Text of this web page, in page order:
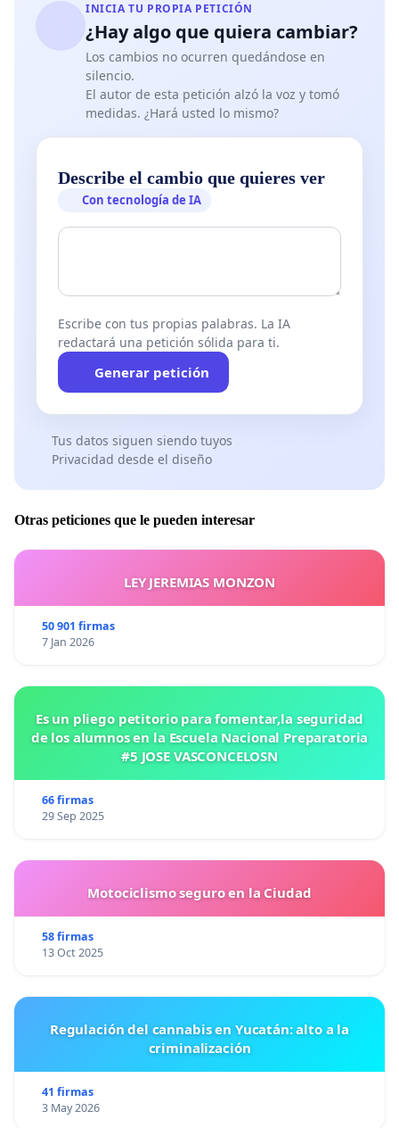
INICIA TU PROPIA PETICIÓN
¿Hay algo que quiera cambiar?
Los cambios no ocurren quedándose en
silencio.
El autor de esta petición alzó la voz y tomó
medidas. ¿Hará usted lo mismo?
Describe el cambio que quieres ver
Con tecnología de IA
Escribe con tus propias palabras. La IA
redactará una petición sólida para ti.
Generar petición
Tus datos siguen siendo tuyos
Privacidad desde el diseño
Otras peticiones que le pueden interesar
LEY JEREMIAS MONZON
50 901 firmas
7 Jan 2026
Es un pliego petitorio para fomentar,la seguridad
de los alumnos en la Escuela Nacional Preparatoria
#5 JOSE VASCONCELOSN
66 firmas
29 Sep 2025
Motociclismo seguro en la Ciudad
58 firmas
13 Oct 2025
Regulación del cannabis en Yucatán: alto a la
criminalización
41 firmas
3 May 2026